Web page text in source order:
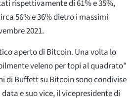
rispettivamente di 61% e 35%,
56% e 36% dietro i massimi
2021.
aperto di Bitcoin. Una volta lo
veleno per topi al quadrato"
di Buffett su Bitcoin sono condivise
e suo vice, il vicepresidente di